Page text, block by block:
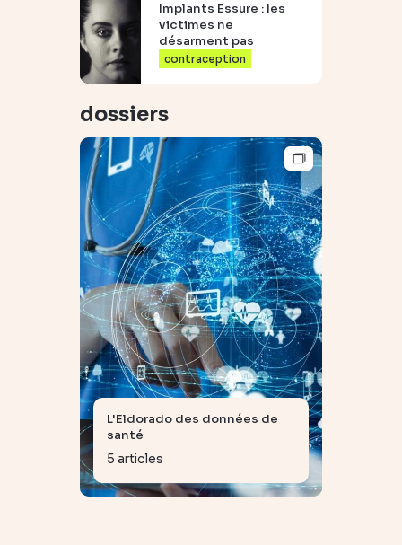
Implants Essure : les
victimes ne
désarment pas
contraception
dossiers
L'Eldorado des données de
santé
5 articles